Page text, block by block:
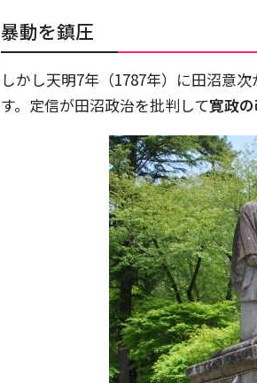
暴動を鎮圧
しかし天明7年（1787年）に田沼意
す。定信が田沼政治を批判して寛政